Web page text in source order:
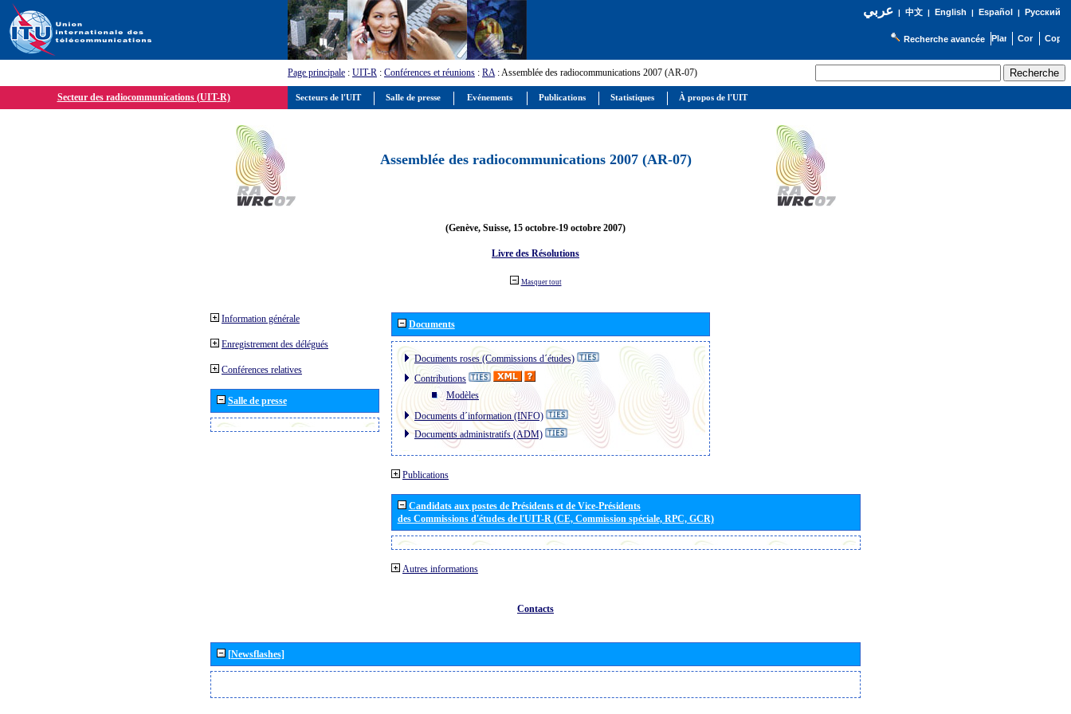
عربي| 中文| English | Español | Русский
Recherche avancée
Page principale : UIT-R : Conférences et réunions : RA: Assemblée des radiocommunications 2007 (AR-07)
Secteur des radiocommunications (UIT-R)
Assemblée des radiocommunications 2007 (AR-07)
(Genève, Suisse, 15 octobre-19 octobre 2007)
Livre des Résolutions
Masquer tout
Information générale
Enregistrement des délégués
Conférences relatives
Salle de presse
Documents
Documents roses (Commissions d´études)
Contributions
Modèles
Documents d´information (INFO)
Documents administratifs (ADM)
Publications
Candidats aux postes de Présidents et de Vice-Présidents
des Commissions d'études de l'UIT-R (CE, Commission spéciale, RPC, GCR)
Autres informations
Contacts
[Newsflashes]
Secteurs de l'UIT Salle de presse Evénements Publications Statistiques À propos de l'UIT